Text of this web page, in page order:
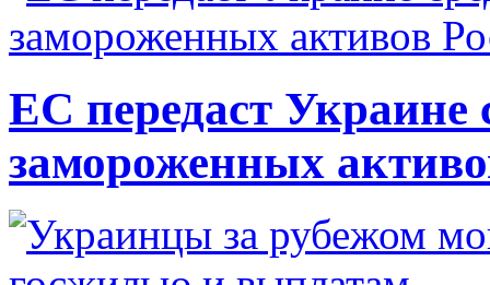
ЕС передаст Украине
замороженных